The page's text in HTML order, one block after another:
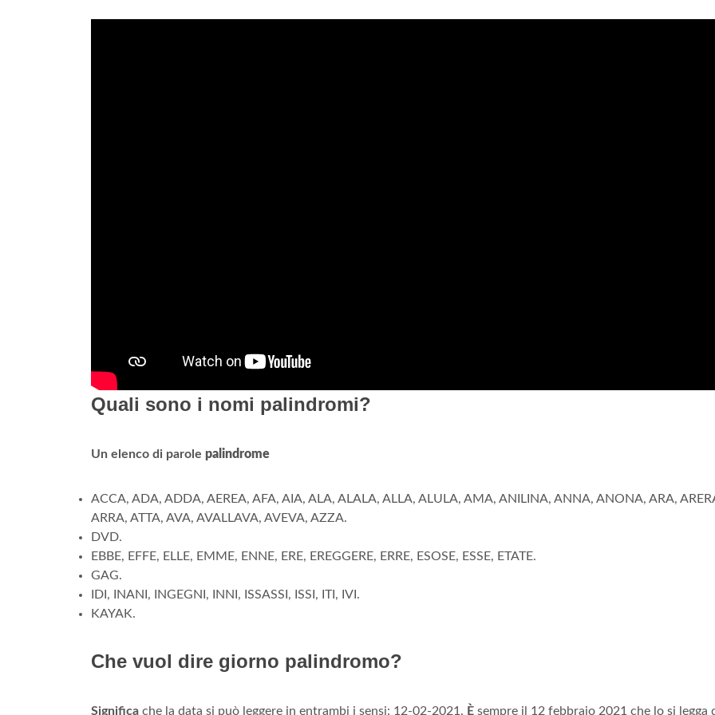
Quali sono i nomi palindromi?
Un elenco di parole palindrome
ACCA, ADA, ADDA, AEREA, AFA, AIA, ALA, ALALA, ALLA, ALULA, AMA, ANILINA, ANNA, ANONA, ARA,
ARRA, ATTA, AVA, AVALLAVA, AVEVA, AZZA.
DVD.
EBBE, EFFE, ELLE, EMME, ENNE, ERE, EREGGERE, ERRE, ESOSE, ESSE, ETATE.
GAG.
IDI, INANI, INGEGNI, INNI, ISSASSI, ISSI, ITI, IVI.
KAYAK.
Che vuol dire giorno palindromo?
Significa che la data si può leggere in entrambi i sensi: 12-02-2021. È sempre il 12 febbraio 2021 che lo si legga